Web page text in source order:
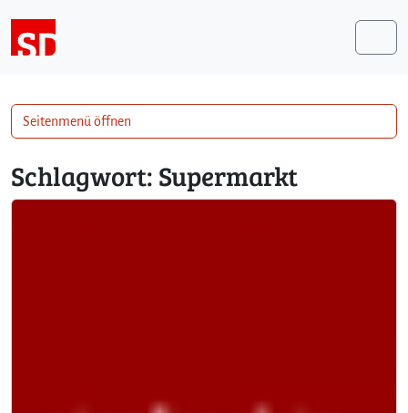
Schlagwort: Supermarkt
Seitenmenü öffnen